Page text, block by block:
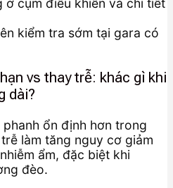
kiểm tra sớm tại gara có
vs thay trễ: khác gì khi
dài?
ổn định hơn trong
làm tăng nguy cơ giảm
ẩm, đặc biệt khi
đèo.